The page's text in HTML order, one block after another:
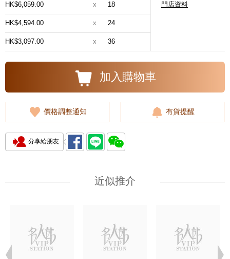
門店資料
HK$6,059.00 x 18
HK$4,594.00 x 24
HK$3,097.00 x 36
加入購物車
價格調整通知 有貨提醒
分享給朋友
近似推介